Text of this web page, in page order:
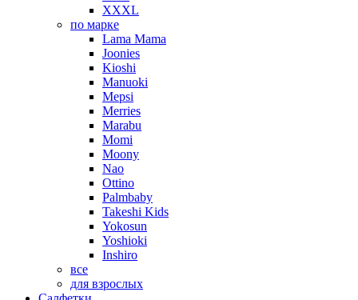
XXXL
по марке
Lama Mama
Joonies
Kioshi
Manuoki
Mepsi
Merries
Marabu
Momi
Moony
Nao
Ottino
Palmbaby
Takeshi Kids
Yokosun
Yoshioki
Inshiro
все
для взрослых